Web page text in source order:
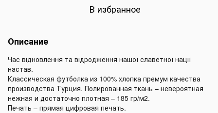
В избранное
Описание
Час відновлення та відродження нашої славетної нації
настав.
Классическая футболка из 100% хлопка премум качества
производства Турция. Полированная ткань – невероятная
нежная и достаточно плотная – 185 гр/м2.
Печать – прямая цифровая печать.